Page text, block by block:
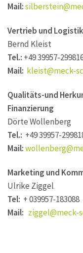
Mail:
Vertrieb und Logistik
Bernd Kleist
Tel.: +49 39957-
Mail: kleist@meck-
Qualitäts-und
Finanzierung
Dörte Wollenberg
Tel.: +49 39957-
Mail:
Marketing und
Ulrike Ziggel
Tel: + 039957-183088
Mail: ziggel@meck-